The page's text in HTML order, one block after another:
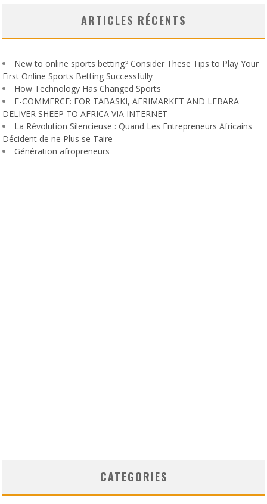
ARTICLES RÉCENTS
New to online sports betting? Consider These Tips to Play Your
First Online Sports Betting Successfully
How Technology Has Changed Sports
E-COMMERCE: FOR TABASKI, AFRIMARKET AND LEBARA
DELIVER SHEEP TO AFRICA VIA INTERNET
La Révolution Silencieuse : Quand Les Entrepreneurs Africains
Décident de ne Plus se Taire
Génération afropreneurs
CATEGORIES